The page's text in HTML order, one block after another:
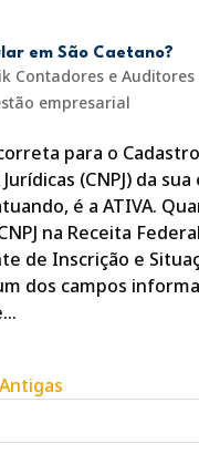
em São Caetano?
Contadores e Auditores
empresarial
para o
(CNPJ) da
é a ATIVA.
na Receita
de Inscrição e
dos campos